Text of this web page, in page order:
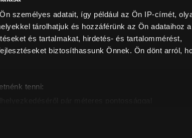
személyes adatait, így például az Ön IP-címét,
tárolhatjuk és hozzáférünk az Ön adataihoz a
és tartalmakat, hirdetés- és tartalommérést,
biztosíthassunk Önnek. Ön dönt arról,
tenni:
jog fenntartva! Euronics Műszaki Áruházlánc
jellegűek, és nem minősülnek ajánlattételnek, az esetleges